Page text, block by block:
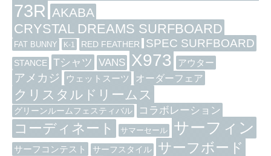
73R AKABA
CRYSTAL DREAMS SURFBOARD
FAT BUNNY K-1 RED FEATHER SPEC SURFBOARD
STANCE Tシャツ VANS X973 アウター
アメカジ ウェットスーツ オーダーフェア
クリスタルドリームス
グリーンルームフェスティバル コラボレーション
コーディネート サマーセール サーフィン
サーフコンテスト サーフスタイル サーフボード